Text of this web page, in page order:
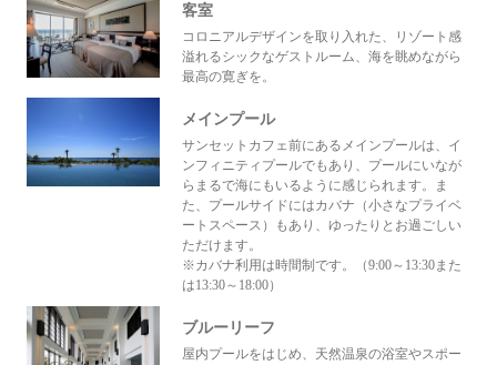
客室
コロニアルデザインを取り入れた、リゾート感
溢れるシックなゲストルーム、海を眺めながら
最高の寛ぎを。
メインプール
サンセットカフェ前にあるメインプールは、イ
ンフィニティプールでもあり、プールにいなが
らまるで海にもいるように感じられます。ま
た、プールサイドにはカバナ（小さなプライベ
ートスペース）もあり、ゆったりとお過ごしい
ただけます。
※カバナ利用は時間制です。（9:00～13:30また
は13:30～18:00）
ブルーリーフ
屋内プールをはじめ、天然温泉の浴室やスポー